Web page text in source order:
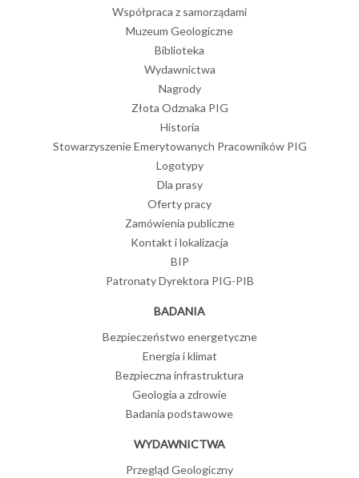
Współpraca z samorządami
Muzeum Geologiczne
Biblioteka
Wydawnictwa
Nagrody
Złota Odznaka PIG
Historia
Stowarzyszenie Emerytowanych Pracowników PIG
Logotypy
Dla prasy
Oferty pracy
Zamówienia publiczne
Kontakt i lokalizacja
BIP
Patronaty Dyrektora PIG-PIB
BADANIA
Bezpieczeństwo energetyczne
Energia i klimat
Bezpieczna infrastruktura
Geologia a zdrowie
Badania podstawowe
WYDAWNICTWA
Przegląd Geologiczny